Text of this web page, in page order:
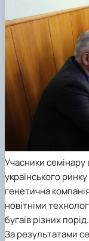
Учасники
українського
генетична
новітніми
бугаїв різних порід.
За результатами